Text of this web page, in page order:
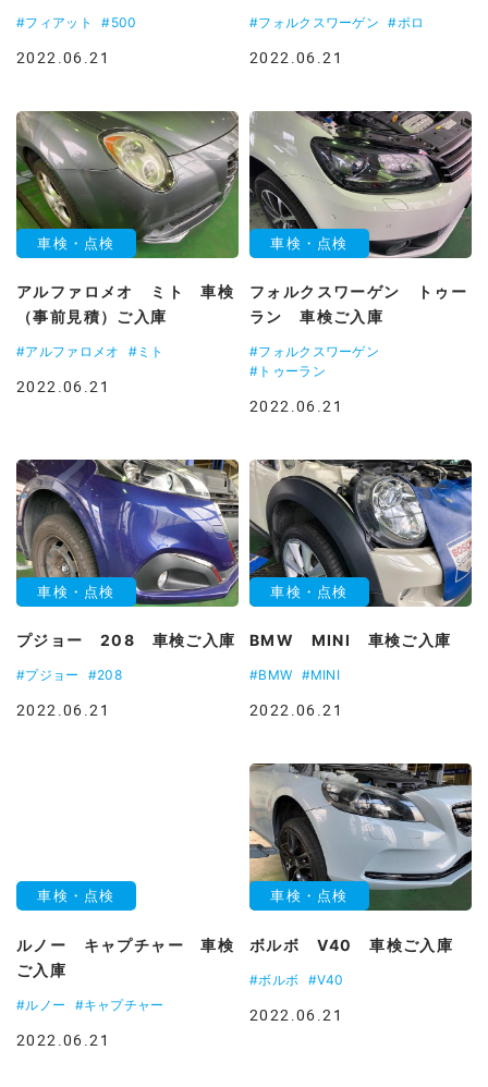
#フィアット #500
2022.06.21
#フォルクスワーゲン #ポロ
2022.06.21
車検・点検
アルファロメオ ミト 車検
（事前見積）ご入庫
#アルファロメオ #ミト
2022.06.21
車検・点検
フォルクスワーゲン トゥー
ラン 車検ご入庫
#フォルクスワーゲン
#トゥーラン
2022.06.21
車検・点検
プジョー 208 車検ご入庫
#プジョー #208
2022.06.21
車検・点検
BMW MINI 車検ご入庫
#BMW #MINI
2022.06.21
車検・点検
ルノー キャプチャー 車検
ご入庫
#ルノー #キャプチャー
2022.06.21
車検・点検
ボルボ V40 車検ご入庫
#ボルボ #V40
2022.06.21